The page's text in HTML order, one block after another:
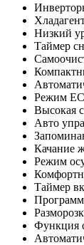
Низкий
Таймер
Режим
Высокая
Авто
Качание
Режим
Таймер
Функция